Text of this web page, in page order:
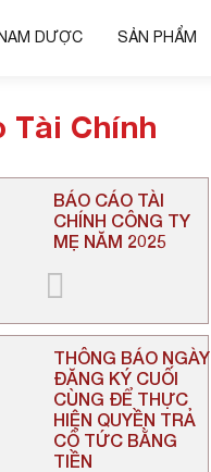
DƯỢC SẢN PHẨM
Tài Chính
BÁO CÁO TÀI
CHÍNH CÔNG TY
MẸ NĂM 2025
THÔNG BÁO NGÀY
ĐĂNG KÝ CUỐI
CÙNG ĐỂ THỰC
HIỆN QUYỀN TRẢ
CỔ TỨC BẰNG
TIỀN